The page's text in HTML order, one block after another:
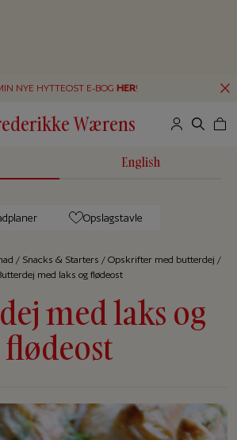
NYE HYTTEOST E-BOG HER!
Wærens
English
Opslagstavle
/ Snacks & Starters / Opskrifter med butterdej /
med laks og flødeost
med laks og
flødeost